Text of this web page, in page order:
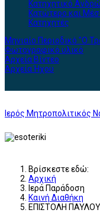
Κατηχητικό
Κατώτερο και
Κατηχητές
Μηνιαίο Περιοδικό "Ο
Φωτογραφικό υλικό
Αρχεία Βίντεο
Αρχεία Ήχου
Ιερός Μητροπολιτικός
Βρίσκεστε εδώ:
Αρχική
Ιερά Παράδοση
Καινή Διαθήκη
ΕΠΙΣΤΟΛΗ